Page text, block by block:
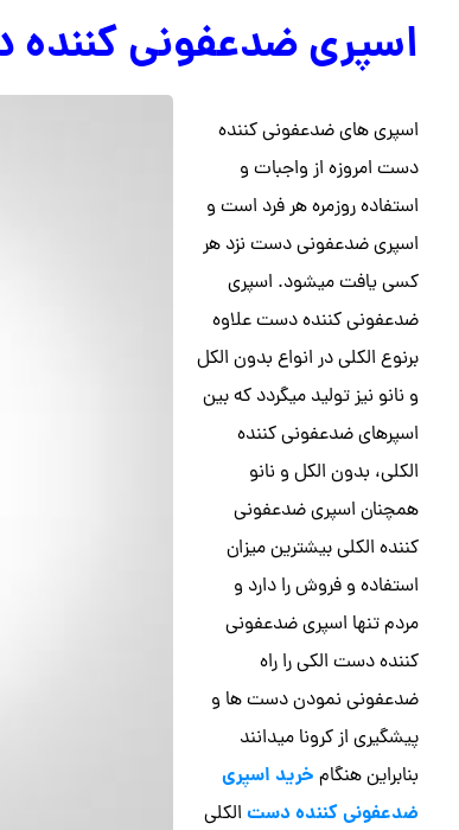
اسپری ضدعفونی کننده
اسپری های ضدعفونی کننده
دست امروزه از واجبات و
استفاده روزمره هر فرد است و
اسپری ضدعفونی دست نزد هر
کسی یافت میشود. اسپری
ضدعفونی کننده دست علاوه
برنوع الکلی در انواع بدون الکل
و نانو نیز تولید میگردد که بین
اسپرهای ضدعفونی کننده
الکلی، بدون الکل و نانو
همچنان اسپری ضدعفونی
کننده الکلی بیشترین میزان
استفاده و فروش را دارد و
مردم تنها اسپری ضدعفونی
کننده دست الکی را راه
ضدعفونی نمودن دست ها و
پیشگیری از کرونا میدانند
بنابراین هنگام خرید اسپری
ضدعفونی کننده دستالکلی